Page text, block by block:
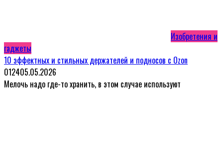
Изобретения и
гаджеты
10 эффектных и стильных держателей и подносов с Ozon
012405.05.2026
Мелочь надо где-то хранить, в этом случае используют